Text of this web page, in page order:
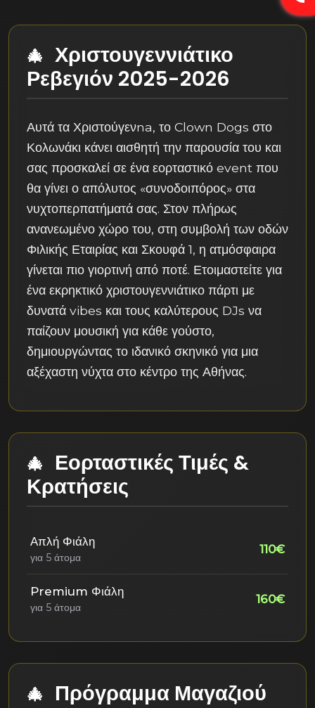
Χριστουγεννιάτικο
Ρεβεγιόν 2025-2026
Αυτά τα Χριστούγενna, το Clown Dogs στο
Κολωνάκι κάνει αισθητή την παρουσία του και
σας προσκαλεί σε ένα εορταστικό event που
θα γίνει ο απόλυτος «συνοδοιπόρος» στα
νυχτοπερπατήματά σας. Στον πλήρως
ανανεωμένο χώρο του, στη συμβολή των οδών
Φιλικής Εταιρίας και Σκουφά 1, η ατμόσφαιρα
γίνεται πιο γιορτινή από ποτέ. Ετοιμαστείτε για
ένα εκρηκτικό χριστουγεννιάτικο πάρτι με
δυνατά vibes και τους καλύτερους DJs να
παίζουν μουσική για κάθε γούστο,
δημιουργώντας το ιδανικό σκηνικό για μια
αξέχαστη νύχτα στο κέντρο της Αθήνας.
Εορταστικές Τιμές &
Κρατήσεις
Απλή Φιάλη
για 5 άτομα
110€
Premium Φιάλη
για 5 άτομα
160€
Πρόγραμμα Μαγαζιού